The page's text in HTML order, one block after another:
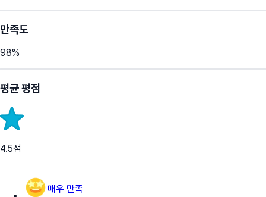
만족도
98%
평균 평점
4.5점
매우 만족